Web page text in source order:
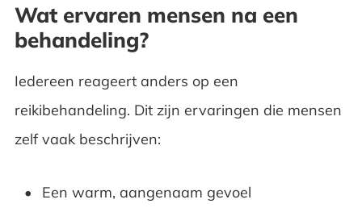
Wat ervaren mensen na een
behandeling?
Iedereen reageert anders op een
reikibehandeling. Dit zijn ervaringen die mensen
zelf vaak beschrijven:
Een warm, aangenaam gevoel